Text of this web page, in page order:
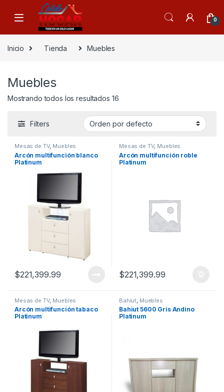
Skip to navigation
Skip to content
0
Inicio Tienda Muebles
Muebles
Mostrando todos los resultados 16
Filters
Mesas de TV, Muebles
Arcón multifunción blanco
Platinum
$221,399.99
Mesas de TV, Muebles
Arcón multifunción roble
Platinum
$221,399.99
Mesas de TV, Muebles
Arcón multifunción tabaco
Platinum
Bahiut Muebles
Bahiut 5600 Gris Andino
Platinum